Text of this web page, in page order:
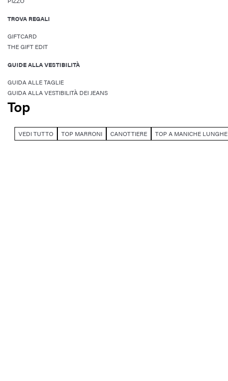
TROVA REGALI
GIFTCARD
THE GIFT EDIT
GUIDE ALLA VESTIBILITÀ
GUIDA ALLE TAGLIE
GUIDA ALLA VESTIBILITÀ DEI JEANS
Top
VEDI TUTTO TOP MARRONI CANOTTIERE TOP A MANICHE LUNGHE